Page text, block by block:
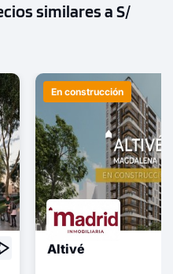
similares a S/
En construcción
Altivé